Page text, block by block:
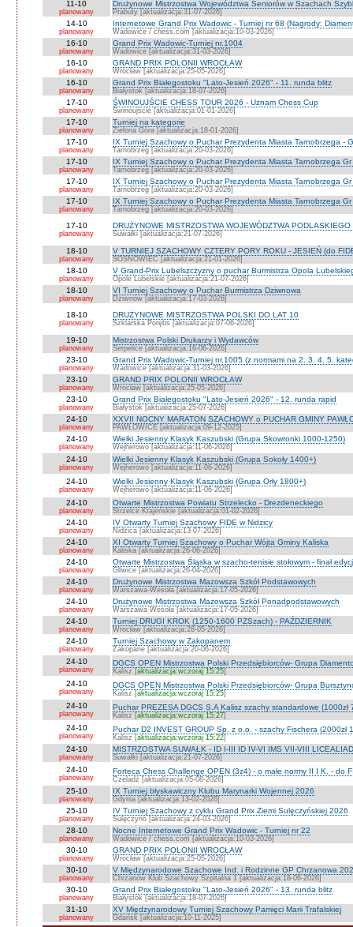
11-10
planowany
Drużynowe Mistrzostwa Województwa Seniorów w Szachach
Prabuty [aktualizacja:31-07-2026]
14-10
planowany
Internetowe Grand Prix Wadowic - Turniej nr 68 (Nagrody:
Wadowice / chess.com [aktualizacja:10-03-2026]
16-10
planowany
Grand Prix Wadowic-Turniej nr.1004
Wadowice [aktualizacja:31-03-2026]
16-10
planowany
GRAND PRIX POLONII WROCŁAW
Wrocław [aktualizacja:25-05-2026]
16-10
planowany
Grand Prix Białegostoku "Lato-Jesień 2026" - 11. runda blitz
Białystok [aktualizacja:18-07-2026]
17-10
planowany
ŚWINOUJŚCIE CHESS TOUR 2026 - Uznam Chess Cup
Świnoujście [aktualizacja:01-01-2026]
17-10
planowany
Turniej na kategorie
Zielona Góra [aktualizacja:18-01-2026]
17-10
planowany
IX Turniej Szachowy o Puchar Prezydenta Miasta Tarnobrzega -
Tarnobrzeg [aktualizacja:20-03-2026]
17-10
planowany
IX Turniej Szachowy o Puchar Prezydenta Miasta Tarnobrzega
Tarnobrzeg [aktualizacja:20-03-2026]
17-10
planowany
IX Turniej Szachowy o Puchar Prezydenta Miasta Tarnobrzega
Tarnobrzeg [aktualizacja:20-03-2026]
17-10
planowany
IX Turniej Szachowy o Puchar Prezydenta Miasta Tarnobrzega Gr
Tarnobrzeg [aktualizacja:20-03-2026]
17-10
planowany
DRUŻYNOWE MISTRZOSTWA WOJEWÓDZTWA
Suwałki [aktualizacja:21-07-2026]
18-10
planowany
V TURNIEJ SZACHOWY CZTERY PORY ROKU - JESIEŃ (do
SOSNOWIEC [aktualizacja:21-01-2026]
18-10
planowany
V Grand-Prix Lubelszczyzny o puchar Burmistrza Opola
Opole Lubelskie [aktualizacja:21-07-2026]
18-10
planowany
VI Turniej Szachowy o Puchar Burmistrza Dziwnowa
Dziwnów [aktualizacja:17-03-2026]
18-10
planowany
DRUŻYNOWE MISTRZOSTWA POLSKI DO LAT 10
Szklarska Porębs [aktualizacja:07-06-2026]
19-10
planowany
Mistrzostwa Polski Drukarzy i Wydawców
Serpelice [aktualizacja:16-06-2026]
23-10
planowany
Grand Prix Wadowic-Turniej nr.1005 (z normami na 2. 3. 4. 5.
Wadowice [aktualizacja:31-03-2026]
23-10
planowany
GRAND PRIX POLONII WROCŁAW
Wrocław [aktualizacja:25-05-2026]
23-10
planowany
Grand Prix Białegostoku "Lato-Jesień 2026" - 12. runda rapid
Białystok [aktualizacja:25-07-2026]
24-10
planowany
XXVII NOCNY MARATON SZACHOWY o PUCHAR GMINY
PAWŁOWICE [aktualizacja:09-12-2025]
24-10
planowany
Wielki Jesienny Klasyk Kaszubski (Grupa Skowronki 1000-1250)
Wejherowo [aktualizacja:11-06-2026]
24-10
planowany
Wielki Jesienny Klasyk Kaszubski (Grupa Sokoły 1400+)
Wejherowo [aktualizacja:11-06-2026]
24-10
planowany
Wielki Jesienny Klasyk Kaszubski (Grupa Orły 1800+)
Wejherowo [aktualizacja:11-06-2026]
24-10
planowany
Otwarte Mistrzostwa Powiatu Strzelecko - Drezdeneckiego
Strzelce Krajeńskie [aktualizacja:01-02-2026]
24-10
planowany
IV Otwarty Turniej Szachowy FIDE w Nidzicy
Nidzica [aktualizacja:13-07-2026]
24-10
planowany
XI Otwarty Turniej Szachowy o Puchar Wójta Gminy Kaliska
Kaliska [aktualizacja:26-06-2026]
24-10
planowany
Otwarte Mistrzostwa Śląska w szacho-tenisie stołowym - finał
Gliwice [aktualizacja:26-04-2026]
24-10
planowany
Drużynowe Mistrzostwa Mazowsza Szkół Podstawowych
Warszawa-Wesoła [aktualizacja:17-05-2026]
24-10
planowany
Drużynowe Mistrzostwa Mazowsza Szkół Ponadpodstawowych
Warszawa Wesoła [aktualizacja:17-05-2026]
24-10
planowany
Turniej DRUGI KROK (1250-1600 PZSzach) - PAŹDZIERNIK
Wrocław [aktualizacja:28-05-2026]
24-10
planowany
Turniej Szachowy w Zakopanem
Zakopane [aktualizacja:20-06-2026]
24-10
planowany
DGCS OPEN Mistrzostwa Polski Przedsiębiorców- Grupa
Kalisz [aktualizacja:wczoraj 15:25]
24-10
planowany
DGCS OPEN Mistrzostwa Polski Przedsiębiorców- Grupa
Kalisz [aktualizacja:wczoraj 15:25]
24-10
planowany
Puchar PREZESA DGCS S.A Kalisz szachy standardowe (1000zł
Kalisz [aktualizacja:wczoraj 15:27]
24-10
planowany
Puchar D2 INVEST GROUP Sp. z o.o. - szachy Fischera (2000zł
Kalisz [aktualizacja:wczoraj 15:22]
24-10
planowany
MISTRZOSTWA SUWAŁK - ID I-III ID IV-VI IMS VII-VIII
Suwałki [aktualizacja:21-07-2026]
24-10
planowany
Forteca Chess Challenge OPEN (3z4) - o małe normy II I K. - do
Czeladź [aktualizacja:05-08-2026]
25-10
planowany
IX Turniej błyskawiczny Klubu Marynarki Wojennej 2026
Gdynia [aktualizacja:13-02-2026]
25-10
planowany
IV Turniej Szachowy z cyklu Grand Prix Ziemi Sulęczyńskiej 2026
Sulęczyno [aktualizacja:24-03-2026]
28-10
planowany
Nocne Internetowe Grand Prix Wadowic - Turniej nr 22
Wadowice / chess.com [aktualizacja:10-03-2026]
30-10
planowany
GRAND PRIX POLONII WROCŁAW
Wrocław [aktualizacja:25-05-2026]
30-10
planowany
V Międzynarodowe Szachowe Ind. i Rodzinne GP Chrzanowa
Chrzanów Klub Szachowy Szpitalna 1 [aktualizacja:18-06-2026]
30-10
planowany
Grand Prix Białegostoku "Lato-Jesień 2026" - 13. runda blitz
Białystok [aktualizacja:18-07-2026]
31-10
planowany
XV Międzynarodowy Turniej Szachowy Pamięci Marii Trafalskiej
Gdańsk [aktualizacja:10-11-2025]